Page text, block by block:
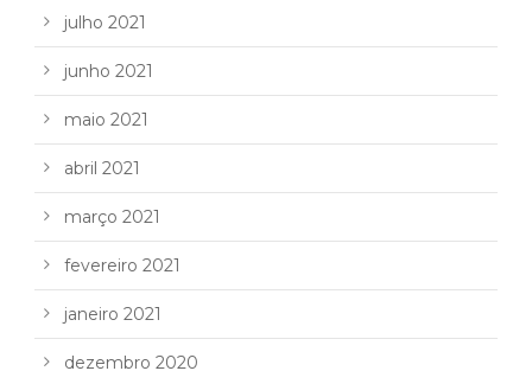
julho 2021
junho 2021
maio 2021
abril 2021
março 2021
fevereiro 2021
janeiro 2021
dezembro 2020